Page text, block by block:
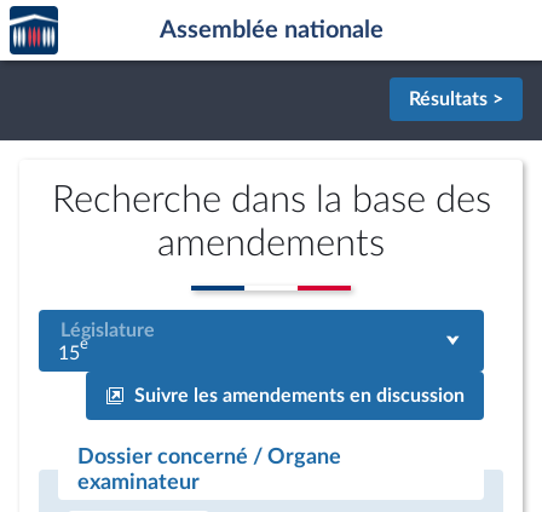
Aller au contenu
Aller en bas de la page
Accèder
à la
page
Assemblée nationale
Résultats >
Recherche dans la base des
amendements
Législature
15e
Suivre les amendements en discussion
Dossier concerné / Organe
examinateur